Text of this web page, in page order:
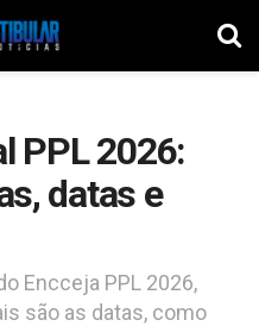
PPL 2026:
datas e
Encceja PPL 2026,
são as datas, como